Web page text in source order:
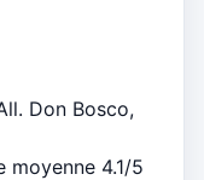
Don Bosco,
moyenne 4.1/5